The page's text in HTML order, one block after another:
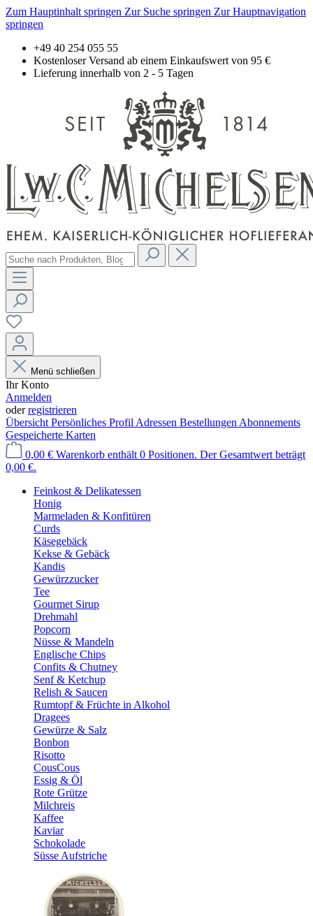
Zum Hauptinhalt springen Zur Suche springen Zur Hauptnavigation
springen
+49 40 254 055 55
Kostenloser Versand ab einem Einkaufswert von 95 €
Lieferung innerhalb von 2 - 5 Tagen
Menü schließen
Ihr Konto
Anmelden
oderregistrieren
Übersicht Persönliches Profil Adressen Bestellungen Abonnements
Gespeicherte Karten
0,00 € Warenkorb enthält 0 Positionen. Der Gesamtwert beträgt
0,00 €.
Feinkost & Delikatessen
Honig
Marmeladen & Konfitüren
Curds
Käsegebäck
Kekse & Gebäck
Kandis
Gewürzzucker
Tee
Gourmet Sirup
Drehmahl
Popcorn
Nüsse & Mandeln
Englische Chips
Confits & Chutney
Senf & Ketchup
Relish & Saucen
Rumtopf & Früchte in Alkohol
Dragees
Gewürze & Salz
Bonbon
Risotto
CousCous
Essig & Öl
Rote Grütze
Milchreis
Kaffee
Kaviar
Schokolade
Süsse Aufstriche